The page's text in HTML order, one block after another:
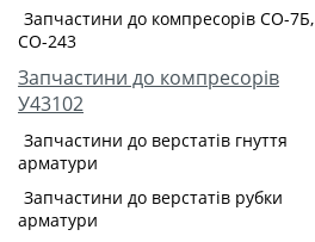
Запчастини до компресорів СО-7Б,
СО-243
Запчастини до компресорів
У43102
Запчастини до верстатів гнуття
арматури
Запчастини до верстатів рубки
арматури